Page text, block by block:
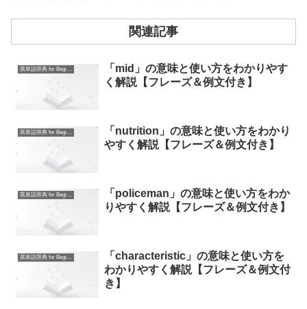
関連記事
英単語辞典 for Beginners
「mid」の意味と使い方をわかりやす
く解説【フレーズ＆例文付き】
英単語辞典 for Beginners
「nutrition」の意味と使い方をわかり
やすく解説【フレーズ＆例文付き】
英単語辞典 for Beginners
「policeman」の意味と使い方をわか
りやすく解説【フレーズ＆例文付き】
英単語辞典 for Beginners
「characteristic」の意味と使い方を
わかりやすく解説【フレーズ＆例文付
き】